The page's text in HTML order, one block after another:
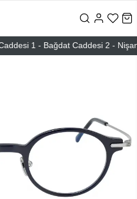
1 - Bağdat Caddesi 2 -